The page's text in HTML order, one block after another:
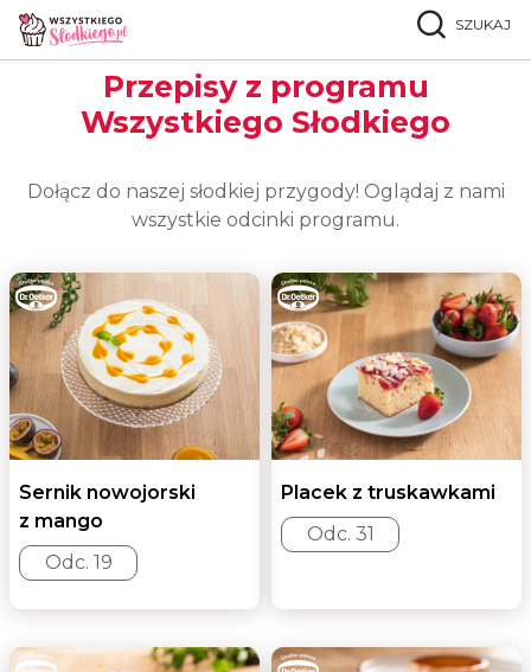
SZUKAJ
Strona główna
Przepisy z programu
Wszystkiego Słodkiego
Dołącz do naszej słodkiej przygody! Oglądaj z nami
wszystkie odcinki programu.
Sernik nowojorski
z mango
Odc. 19
Placek z truskawkami
Odc. 31